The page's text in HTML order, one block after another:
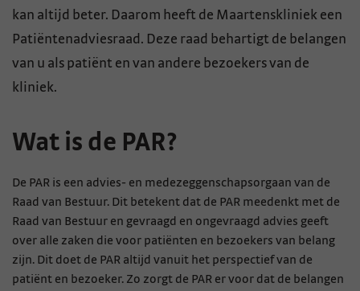
kan altijd beter. Daarom heeft de Maartenskliniek een
Patiëntenadviesraad. Deze raad behartigt de belangen
van u als patiënt en van andere bezoekers van de
kliniek.
Wat is de PAR?
De PAR is een advies- en medezeggenschapsorgaan van de
Raad van Bestuur. Dit betekent dat de PAR meedenkt met de
Raad van Bestuur en gevraagd en ongevraagd advies geeft
over alle zaken die voor patiënten en bezoekers van belang
zijn. Dit doet de PAR altijd vanuit het perspectief van de
patiënt en bezoeker. Zo zorgt de PAR er voor dat de belangen